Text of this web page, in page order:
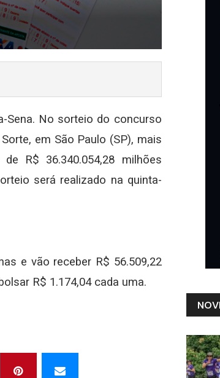
Sena. No sorteio do concurso
em São Paulo (SP), mais
R$ 36.340.054,28 milhões
será realizado na quinta-
e vão receber R$ 56.509,22
R$ 1.174,04 cada uma.